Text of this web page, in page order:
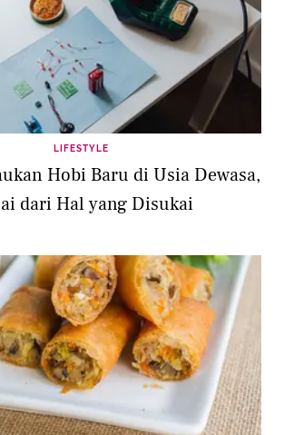
LIFESTYLE
Hobi Baru di Usia Dewasa,
dari Hal yang Disukai